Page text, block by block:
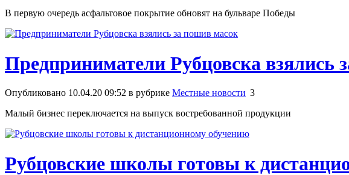
В первую очередь асфальтовое покрытие обновят на бульваре Победы
Предприниматели Рубцовска взялись
Опубликовано 10.04.20 09:52 в рубрике Местные новости 3
Малый бизнес переключается на выпуск востребованной продукции
Рубцовские школы готовы к